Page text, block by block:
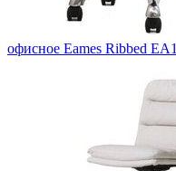
офисное Eames Ribbed